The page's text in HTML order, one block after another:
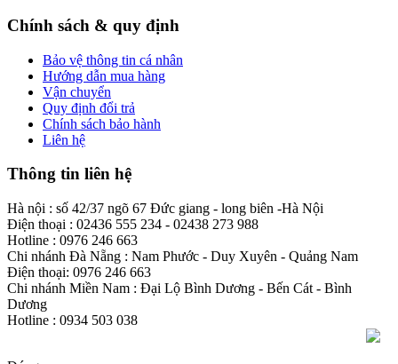
Chính sách & quy định
Bảo vệ thông tin cá nhân
Hướng dẫn mua hàng
Vận chuyển
Quy định đổi trả
Chính sách bảo hành
Liên hệ
Thông tin liên hệ
Hà nội : số 42/37 ngõ 67 Đức giang - long biên -Hà Nội
Điện thoại : 02436 555 234 - 02438 273 988
Hotline : 0976 246 663
Chi nhánh Đà Nẵng : Nam Phước - Duy Xuyên - Quảng Nam
Điện thoại: 0976 246 663
Chi nhánh Miền Nam : Đại Lộ Bình Dương - Bến Cát - Bình
Dương
Hotline : 0934 503 038